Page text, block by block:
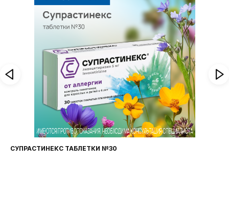
СУПРАСТИНЕКС ТАБЛЕТКИ №30